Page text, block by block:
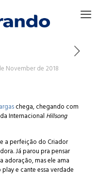
November de 2018
chega, chegando com
Internacional Hillsong
a perfeição do Criador
Já parou pra pensar
adoração, mas ele ama
e cante essa verdade